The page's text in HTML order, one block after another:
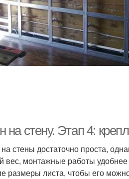
на стену. Этап 4:
стены достаточно проста,
вес, монтажные работы
размеры листа, чтобы его